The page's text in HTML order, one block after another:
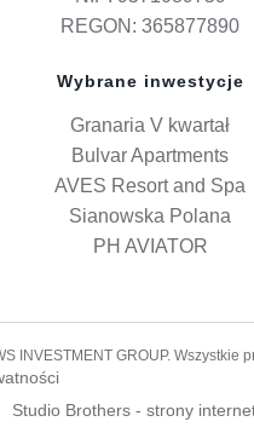
REGON: 365877890
Wybrane inwestycje
Granaria V kwartał
Bulvar Apartments
AVES Resort and Spa
Sianowska Polana
PH AVIATOR
INVESTMENT GROUP. Wszystkie
Studio Brothers - strony